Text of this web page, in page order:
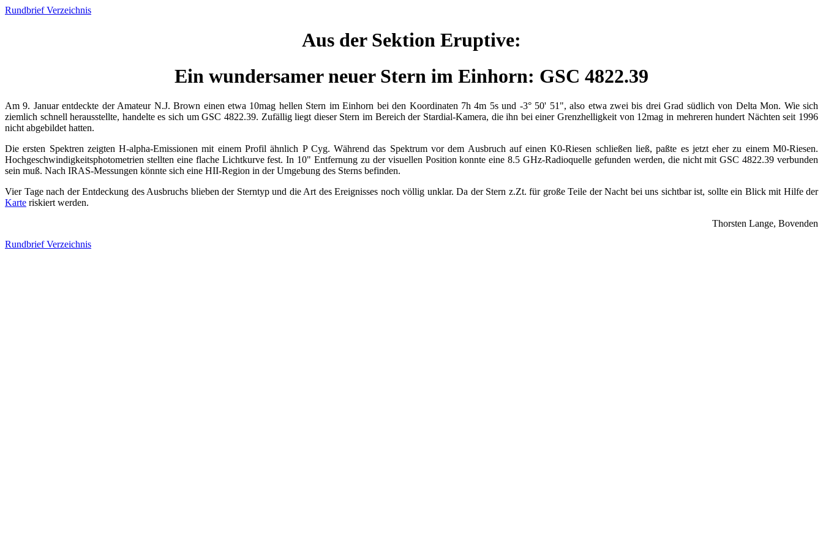
Rundbrief Verzeichnis
Aus der Sektion Eruptive:
Ein wundersamer neuer Stern im Einhorn: GSC 4822.39
Am 9. Januar entdeckte der Amateur N.J. Brown einen etwa 10mag hellen Stern im Einhorn bei den Koordinaten 7h 4m 5s und -3° 50' 51", also etwa zwei bis drei Grad südlich von Delta Mon. Wie sich
ziemlich schnell herausstellte, handelte es sich um GSC 4822.39. Zufällig liegt dieser Stern im Bereich der Stardial-Kamera, die ihn bei einer Grenzhelligkeit von 12mag in mehreren hundert Nächten seit 1996
nicht abgebildet hatten.
Die ersten Spektren zeigten H-alpha-Emissionen mit einem Profil ähnlich P Cyg. Während das Spektrum vor dem Ausbruch auf einen K0-Riesen schließen ließ, paßte es jetzt eher zu einem M0-Riesen.
Hochgeschwindigkeitsphotometrien stellten eine flache Lichtkurve fest. In 10" Entfernung zu der visuellen Position konnte eine 8.5 GHz-Radioquelle gefunden werden, die nicht mit GSC 4822.39 verbunden
sein muß. Nach IRAS-Messungen könnte sich eine HII-Region in der Umgebung des Sterns befinden.
Vier Tage nach der Entdeckung des Ausbruchs blieben der Sterntyp und die Art des Ereignisses noch völlig unklar. Da der Stern z.Zt. für große Teile der Nacht bei uns sichtbar ist, sollte ein Blick mit Hilfe der
Karte riskiert werden.
Thorsten Lange, Bovenden
Rundbrief Verzeichnis